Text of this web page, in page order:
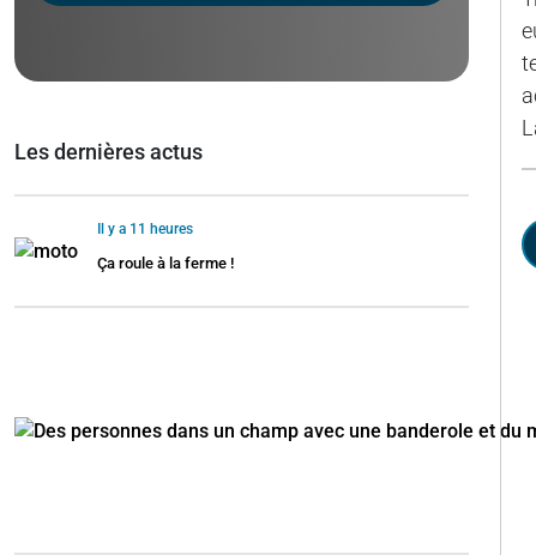
Les dernières actus
Il y a 11 heures
Ça roule à la ferme !